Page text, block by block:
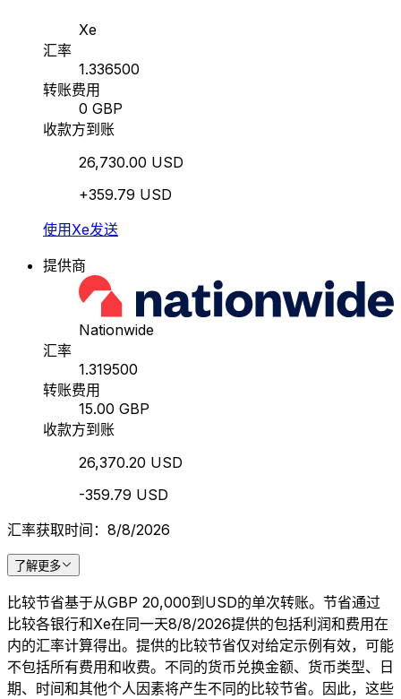
Xe
汇率
1.336500
转账费用
0 GBP
收款方到账
26,730.00 USD
+359.79 USD
使用Xe发送
提供商
Nationwide
汇率
1.319500
转账费用
15.00 GBP
收款方到账
26,370.20 USD
-359.79 USD
汇率获取时间：8/8/2026
了解更多
比较节省基于从GBP 20,000到USD的单次转账。节省通过
比较各银行和Xe在同一天8/8/2026提供的包括利润和费用在
内的汇率计算得出。提供的比较节省仅对给定示例有效，可能
不包括所有费用和收费。不同的货币兑换金额、货币类型、日
期、时间和其他个人因素将产生不同的比较节省。因此，这些